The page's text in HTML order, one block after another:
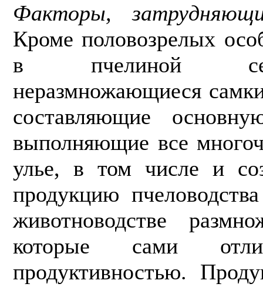
Факторы,
Кроме половозрелых
в пчелиной
неразмножающиеся
составляющие
выполняющие все
улье, в том числе и
продукцию
животноводстве
которые сами
продуктивностью.